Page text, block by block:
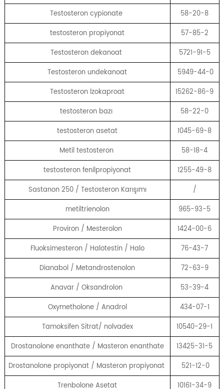
Testosteron cypionate
58-20-8
testosteron propiyonat
57-85-2
Testosteron dekanoat
5721-91-5
Testosteron undekanoat
5949-44-0
Testosteron İzokaproat
15262-86-9
testosteron bazı
58-22-0
testosteron asetat
1045-69-8
Metil testosteron
58-18-4
testosteron fenilpropiyonat
1255-49-8
Sastanon 250 / Testosteron Karışımı
/
metiltrienolon
965-93-5
Proviron / Mesterolon
1424-00-6
Fluoksimesteron / Halotestin / Halo
76-43-7
Dianabol / Metandrostenolon
72-63-9
Anavar / Oksandrolon
53-39-4
Oxymetholone / Anadrol
434-07-1
Tamoksifen Sitrat/ nolvadex
10540-29-1
Drostanolone enanthate / Masteron enanthate
13425-31-5
Drostanolone propiyonat / Masteron propiyonat
521-12-0
Trenbolone Asetat
10161-34-9